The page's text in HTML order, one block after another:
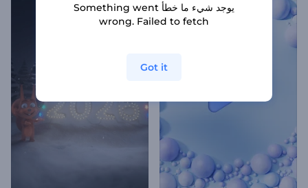
يوجد شيء ما خطأ Something went
wrong. Failed to fetch
Got it